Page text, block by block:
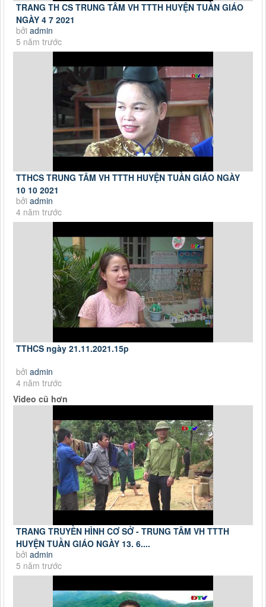
TRANG TH CS TRUNG TÂM VH TTTH HUYỆN TUẦN GIÁO
NGÀY 4 7 2021
bởi admin
5 năm trước
TTHCS TRUNG TÂM VH TTTH HUYỆN TUẦN GIÁO NGÀY
10 10 2021
bởi admin
4 năm trước
TTHCS ngày 21.11.2021.15p
bởi admin
4 năm trước
Video cũ hơn
TRANG TRUYỀN HÌNH CƠ SỞ - TRUNG TÂM VH TTTH
HUYỆN TUẦN GIÁO NGÀY 13. 6....
bởi admin
5 năm trước